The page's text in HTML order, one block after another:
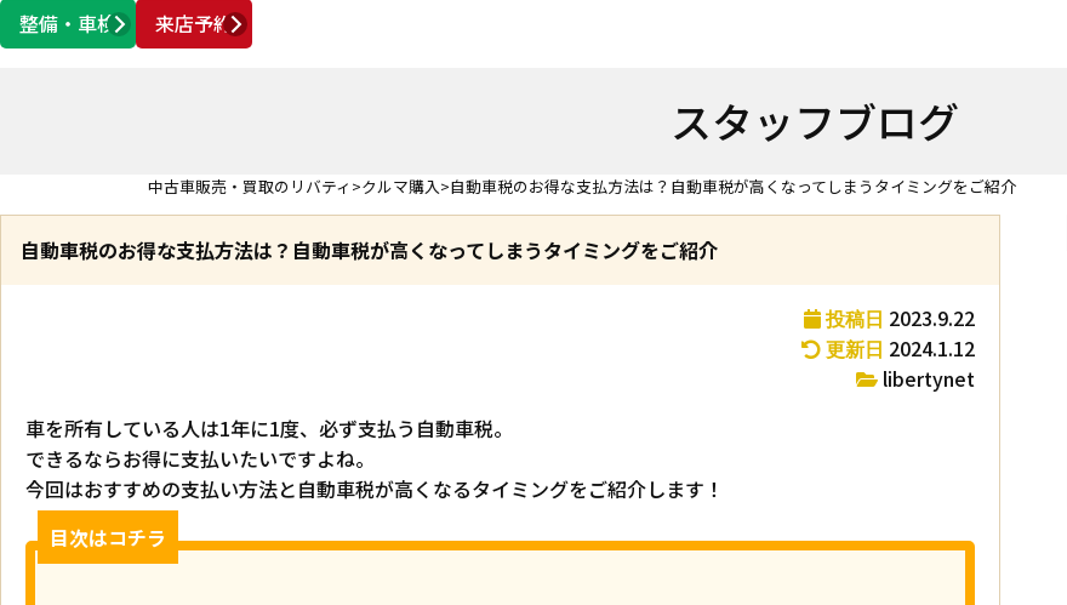
整備・車検
来店予約
営業時間 AM10:00 ～ PM6:00
スタッフブログ
中古車販売・買取のリバティ クルマ購入 自動車税のお得な支払方法は？自動車税が高くなってしまうタイミングをご紹介
自動車税のお得な支払方法は？自動車税が高くなってしまうタイミングをご紹介
投稿日 2023.9.22
更新日 2024.1.12
libertynet
車を所有している人は1年に1度、必ず支払う自動車税。
できるならお得に支払いたいですよね。
今回はおすすめの支払い方法と自動車税が高くなるタイミングをご紹介します！
目次はコチラ